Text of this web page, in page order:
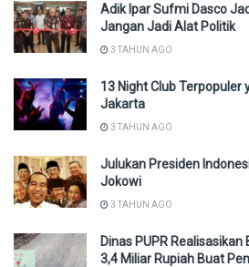
Adik Ipar Sufmi Dasco
Jangan Jadi Alat Politik
3 TAHUN AGO
13 Night Club Terpopuler
Jakarta
3 TAHUN AGO
Julukan Presiden
Jokowi
3 TAHUN AGO
Dinas PUPR
3,4 Miliar Rupiah Buat